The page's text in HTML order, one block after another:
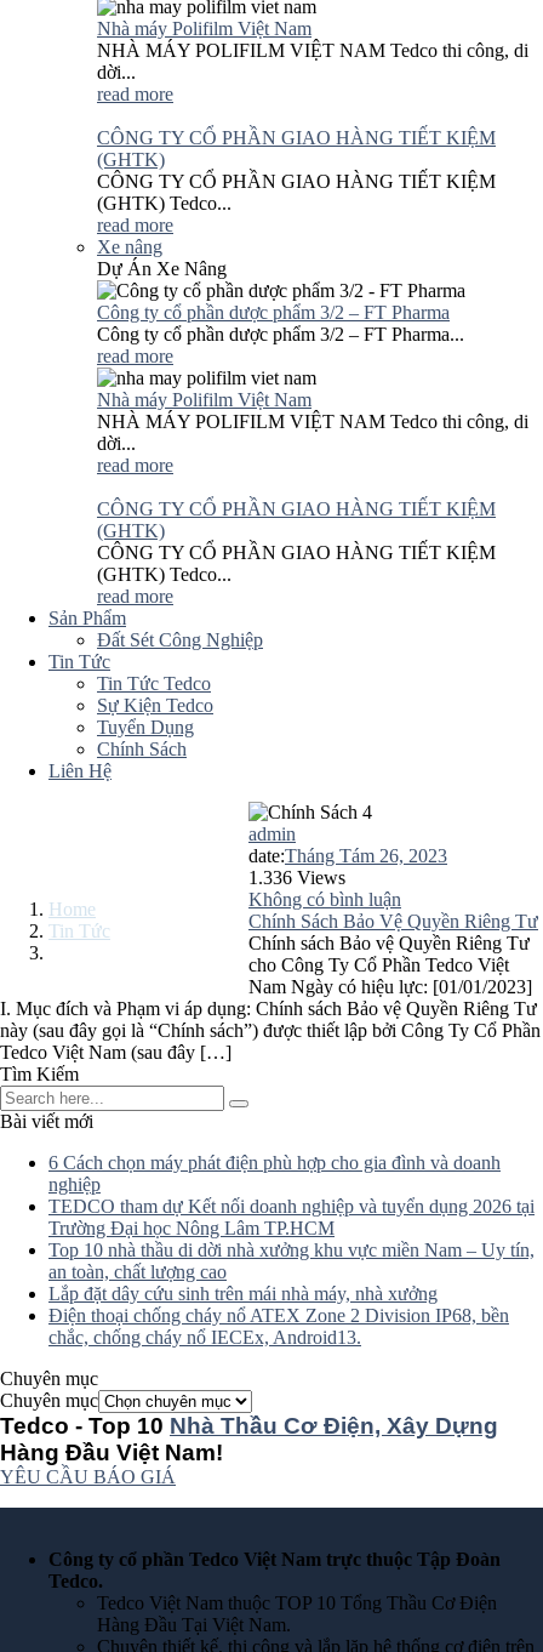
Nhà máy Polifilm Việt Nam
NHÀ MÁY POLIFILM VIỆT NAM Tedco thi công, di
dời...
read more
CÔNG TY CỔ PHẦN GIAO HÀNG TIẾT KIỆM
(GHTK)
CÔNG TY CỔ PHẦN GIAO HÀNG TIẾT KIỆM
(GHTK) Tedco...
read more
Xe nâng
Dự Án Xe Nâng
Công ty cổ phần dược phẩm 3/2 – FT Pharma
Công ty cổ phần dược phẩm 3/2 – FT Pharma...
read more
Nhà máy Polifilm Việt Nam
NHÀ MÁY POLIFILM VIỆT NAM Tedco thi công, di
dời...
read more
CÔNG TY CỔ PHẦN GIAO HÀNG TIẾT KIỆM
(GHTK)
CÔNG TY CỔ PHẦN GIAO HÀNG TIẾT KIỆM
(GHTK) Tedco...
read more
Sản Phẩm
Đất Sét Công Nghiệp
Tin Tức
Tin Tức Tedco
Sự Kiện Tedco
Tuyển Dụng
Chính Sách
Liên Hệ
Home
Tin Tức
admin
date:Tháng Tám 26, 2023
1.336 Views
Không có bình luận
Chính Sách Bảo Vệ Quyền Riêng Tư
Chính sách Bảo vệ Quyền Riêng Tư
cho Công Ty Cổ Phần Tedco Việt
Nam Ngày có hiệu lực: [01/01/2023]
I. Mục đích và Phạm vi áp dụng: Chính sách Bảo vệ Quyền Riêng Tư
này (sau đây gọi là “Chính sách”) được thiết lập bởi Công Ty Cổ Phần
Tedco Việt Nam (sau đây […]
Tìm Kiếm
Bài viết mới
6 Cách chọn máy phát điện phù hợp cho gia đình và doanh
nghiệp
TEDCO tham dự Kết nối doanh nghiệp và tuyển dụng 2026 tại
Trường Đại học Nông Lâm TP.HCM
Top 10 nhà thầu di dời nhà xưởng khu vực miền Nam – Uy tín,
an toàn, chất lượng cao
Lắp đặt dây cứu sinh trên mái nhà máy, nhà xưởng
Điện thoại chống cháy nổ ATEX Zone 2 Division IP68, bền
chắc, chống cháy nổ IECEx, Android13.
Chuyên mục
Chuyên mục
Tedco - Top 10 Nhà Thầu Cơ Điện, Xây Dựng
Hàng Đầu Việt Nam!
YÊU CẦU BÁO GIÁ
Công ty cổ phần Tedco Việt Nam trực thuộc Tập Đoàn
Tedco.
Tedco Việt Nam thuộc TOP 10 Tổng Thầu Cơ Điện
Hàng Đầu Tại Việt Nam.
Chuyên thiết kế, thi công và lắp lặp hệ thống cơ điện trên